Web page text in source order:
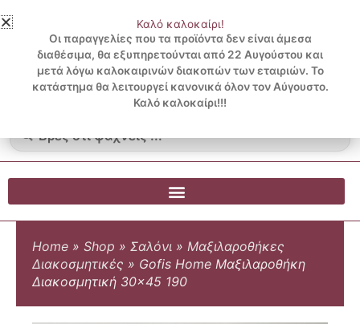
στο
περιεχόμενο
3 ΔΟΣΕΙΣ ΧΩΡΙΣ ΠΙΣΤΩΤΙΚΗ ΜΕ KLARNA
...
Λογαριασμός
Blog
0.00€
0
Cart
Home » Shop » Σαλόνι » Μαξιλαροθήκες
Διακοσμητικές » Gofis Home Μαξιλαροθήκη
Διακοσμητική 30×45 190
Καλό καλοκαίρι!
Οι παραγγελίες που τα προϊόντα δεν είναι άμεσα
διαθέσιμα, θα εξυπηρετούνται από 22 Αυγούστου και
μετά λόγω καλοκαιρινών διακοπών των εταιριών. Το
κατάστημα θα λειτουργεί κανονικά όλον τον Αύγουστο.
Καλό καλοκαίρι!!!